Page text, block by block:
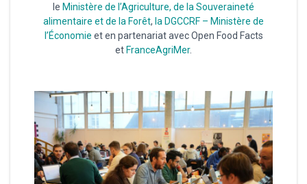
le Ministère de l’Agriculture, de la Souveraineté
alimentaire et de la Forêt, la DGCCRF – Ministère de
l’Économie et en partenariat avec Open Food Facts
et FranceAgriMer.